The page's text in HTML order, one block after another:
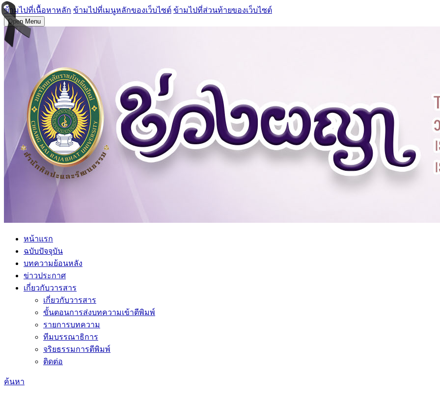
ข้ามไปที่เนื้อหาหลัก ข้ามไปที่เมนูหลักของเว็บไซต์ ข้ามไปที่ส่วนท้ายของเว็บไซต์
Open Menu
หน้าแรก
ฉบับปัจจุบัน
บทความย้อนหลัง
ข่าวประกาศ
เกี่ยวกับวารสาร
เกี่ยวกับวารสาร
ขั้นตอนการส่งบทความเข้าตีพิมพ์
รายการบทความ
ทีมบรรณาธิการ
จริยธรรมการตีพิมพ์
ติดต่อ
ค้นหา